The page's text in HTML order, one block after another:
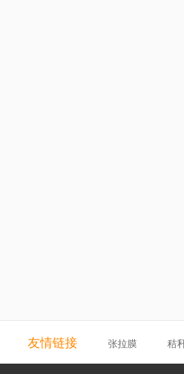
友情链接 张拉膜 秸